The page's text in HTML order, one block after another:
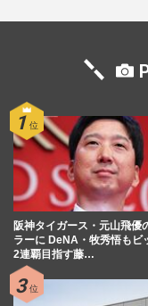
阪神タイガース・元山飛優
ラーに DeNA・牧秀悟もビ
2連覇目指す藤…